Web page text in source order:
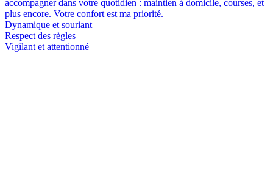
accompagner dans votre quotidien : maintien à domicile, courses, et
plus encore. Votre confort est ma priorité.
Dynamique et souriant
Respect des règles
Vigilant et attentionné